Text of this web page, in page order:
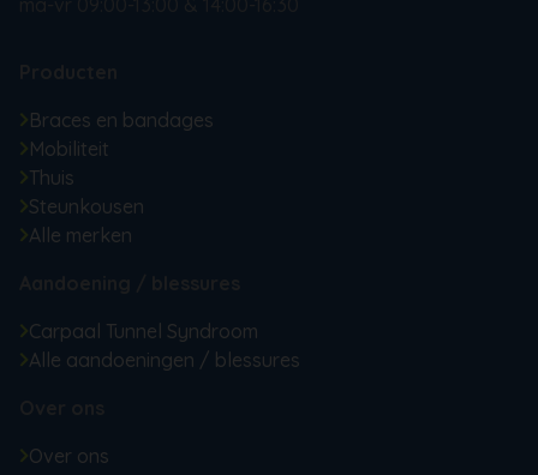
Braces en bandages
Mobiliteit
Thuis
Steunkousen
Alle merken
Carpaal Tunnel Syndroom
Alle aandoeningen / blessures
Over ons